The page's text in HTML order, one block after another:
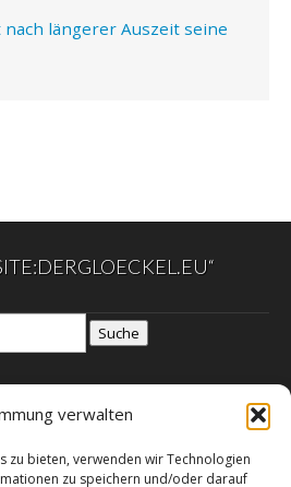
verwalten
zu bieten, verwenden wir Technologien
zu speichern und/oder darauf
nach längerer Auszeit seine
Suche